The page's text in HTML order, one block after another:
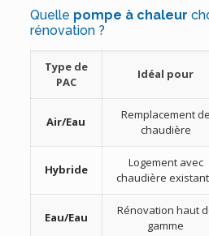
Quelle pompe à chaleur
rénovation ?
Type de
PAC
Idéal pour
Air/Eau
Remplacement de
chaudière
Hybride
Logement avec
chaudière
Eau/Eau
Rénovation haut
gamme